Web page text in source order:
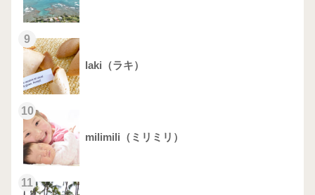
9
laki（ラキ）
10
milimili（ミリミリ）
11